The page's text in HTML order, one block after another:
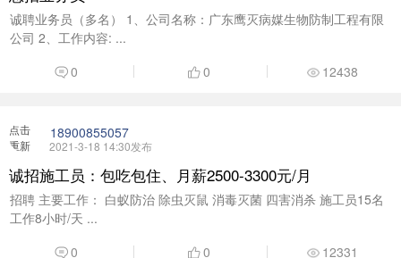
诚聘业务员（多名） 1、公司名称：广东鹰灭病媒生物防制工程有限
公司 2、工作内容: ...
0
0 12438
点击
重新
18900855057
2021-3-18 14:30发布
诚招施工员：包吃包住、月薪2500-3300元/月
招聘 主要工作： 白蚁防治 除虫灭鼠 消毒灭菌 四害消杀 施工员15名
工作8小时/天 ...
0
0 12331